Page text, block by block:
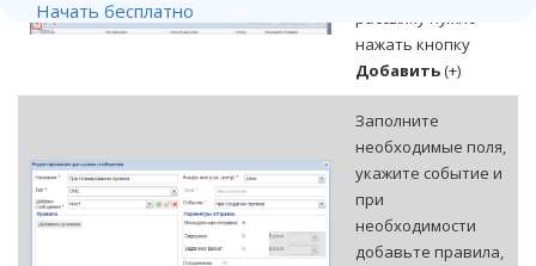
Начать бесплатно
рассылку нужно
нажать кнопку
Добавить(+)
Заполните
необходимые поля,
укажите событие и
при
необходимости
добавьте правила,